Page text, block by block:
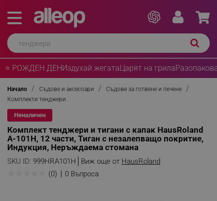
⭐ РОЖДЕН ДЕНИздухай жегатаЦарят на грила
Начало Съдове и аксесоари
Съдове за готвене и печене
Комплекти тенджери
Неналичен
Комплект тенджери и тигани с капак HausRoland
A-101H, 12 части, Тиган с незалепващо покритие,
Индукция, Неръждаема стомана
SKU ID: 999HRA101H Виж още от HausRoland
(0) 0 Въпроса